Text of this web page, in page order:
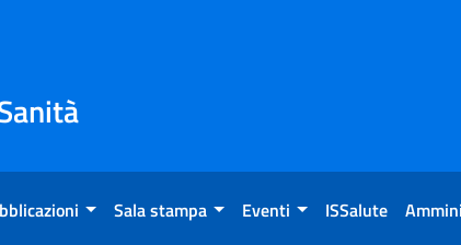
Sala stampa Eventi ISSalute